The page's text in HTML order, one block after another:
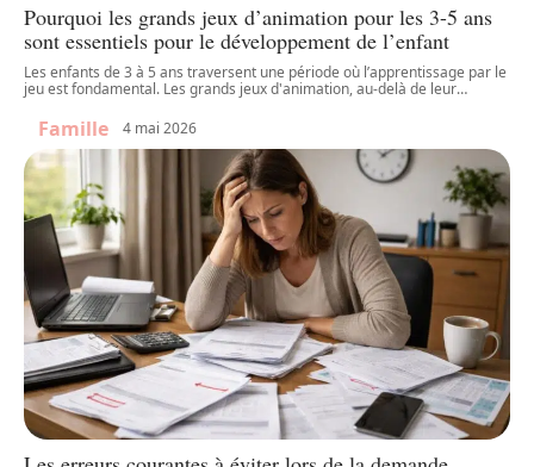
Pourquoi les grands jeux d’animation pour les 3-5 ans
sont essentiels pour le développement de l’enfant
Les enfants de 3 à 5 ans traversent une période où l’apprentissage par le
jeu est fondamental. Les grands jeux d'animation, au-delà de leur…
Famille 4 mai 2026